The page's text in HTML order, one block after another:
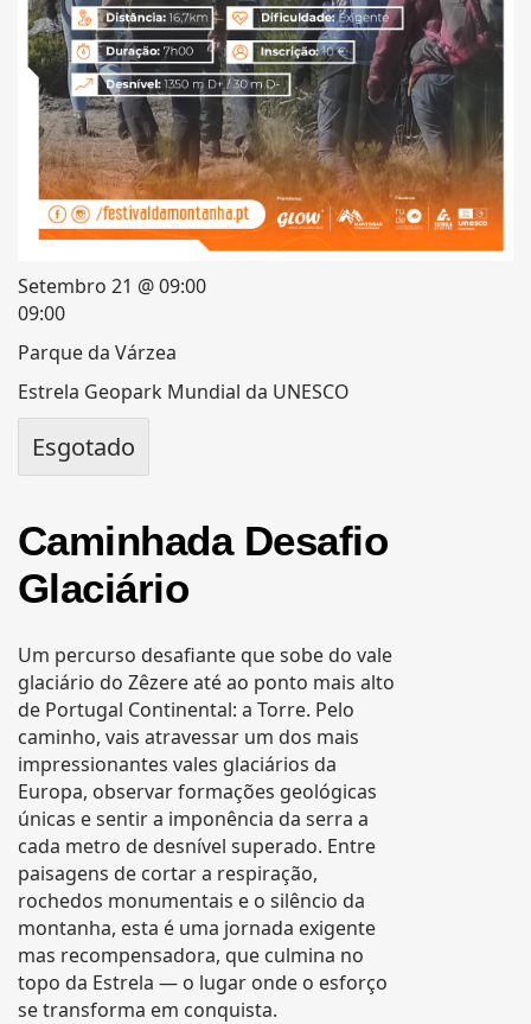
Caminhada Desafio
Glaciário
Um percurso desafiante que sobe do vale
glaciário do Zêzere até ao ponto mais alto
de Portugal Continental: a Torre. Pelo
caminho, vais atravessar um dos mais
impressionantes vales glaciários da
Europa, observar formações geológicas
únicas e sentir a imponência da serra a
cada metro de desnível superado. Entre
paisagens de cortar a respiração,
rochedos monumentais e o silêncio da
montanha, esta é uma jornada exigente
mas recompensadora, que culmina no
topo da Estrela — o lugar onde o esforço
se transforma em conquista.
Setembro 21 @ 09:00
09:00
Parque da Várzea
Estrela Geopark Mundial da UNESCO
Esgotado